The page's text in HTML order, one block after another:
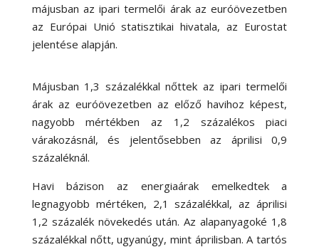
májusban az ipari termelői árak az euróövezetben
az Európai Unió statisztikai hivatala, az Eurostat
jelentése alapján.
Májusban 1,3 százalékkal nőttek az ipari termelői
árak az euróövezetben az előző havihoz képest,
nagyobb mértékben az 1,2 százalékos piaci
várakozásnál, és jelentősebben az áprilisi 0,9
százaléknál.
Havi bázison az energiaárak emelkedtek a
legnagyobb mértéken, 2,1 százalékkal, az áprilisi
1,2 százalék növekedés után. Az alapanyagoké 1,8
százalékkal nőtt, ugyanúgy, mint áprilisban. A tartós